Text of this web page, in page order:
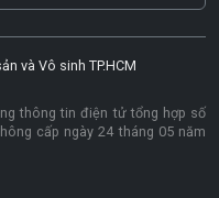
và Vô sinh TP.HCM
thông tin điện tử tổng hợp số
cấp ngày 24 tháng 05 năm